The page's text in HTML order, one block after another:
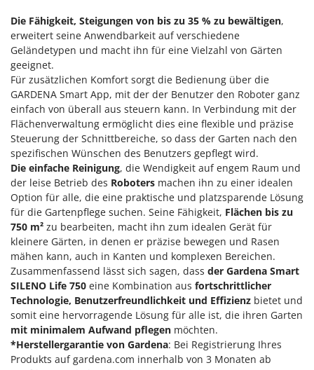
M
Mähroboter
Maisentkörnungsmaschinen
Manuelle Heckenscheren
Mehrzweck-Sauggeräte
Minibacköfen
Motorhacken - Gartenfräsen
Motorspritzen
Mulcher für Traktor
N
Notstromaggregat
Nudelmaschinen
O
Obstmühlen Obsthäcksler Obstmuser
Obstpressen
Olivenernter und Schüttler
P
Palettengabeln für Traktoren
Famag
Famur
FARMER
FBC
Ferrari Group
Ferroni
Ferrua
FIAC
FIEM
Fimar
FINI
Fiorentini
Fiskars
Flymo
Fontana Forni
Forest Master
Francini
Die Fähigkeit, Steigungen von bis zu 35 % zu bewältigen,
erweitert seine Anwendbarkeit auf verschiedene
Geländetypen und macht ihn für eine Vielzahl von Gärten
geeignet.
Für zusätzlichen Komfort sorgt die Bedienung über die
GARDENA Smart App, mit der der Benutzer den Roboter ganz
einfach von überall aus steuern kann. In Verbindung mit der
Flächenverwaltung ermöglicht dies eine flexible und präzise
Steuerung der Schnittbereiche, so dass der Garten nach den
spezifischen Wünschen des Benutzers gepflegt wird.
Die einfache Reinigung, die Wendigkeit auf engem Raum und
der leise Betrieb des Roboters machen ihn zu einer idealen
Option für alle, die eine praktische und platzsparende Lösung
für die Gartenpflege suchen. Seine Fähigkeit, Flächen bis zu
750 m² zu bearbeiten, macht ihn zum idealen Gerät für
kleinere Gärten, in denen er präzise bewegen und Rasen
mähen kann, auch in Kanten und komplexen Bereichen.
Zusammenfassend lässt sich sagen, dass der Gardena Smart
SILENO Life 750 eine Kombination aus fortschrittlicher
Technologie, Benutzerfreundlichkeit und Effizienz bietet und
somit eine hervorragende Lösung für alle ist, die ihren Garten
mit minimalem Aufwand pflegen möchten.
*Herstellergarantie von Gardena: Bei Registrierung Ihres
Produkts auf gardena.com innerhalb von 3 Monaten ab